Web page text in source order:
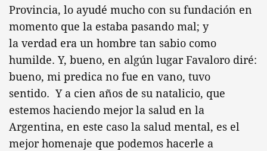
Provincia, lo ayudé mucho con su fundación en
momento que la estaba pasando mal; y
la verdad era un hombre tan sabio como
humilde. Y, bueno, en algún lugar Favaloro diré:
bueno, mi predica no fue en vano, tuvo
sentido. Y a cien años de su natalicio, que
estemos haciendo mejor la salud en la
Argentina, en este caso la salud mental, es el
mejor homenaje que podemos hacerle a